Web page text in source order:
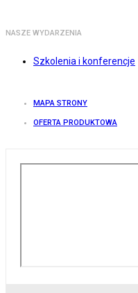
NASZE WYDARZENIA
Szkolenia i konferencje
MAPA STRONY
OFERTA PRODUKTOWA